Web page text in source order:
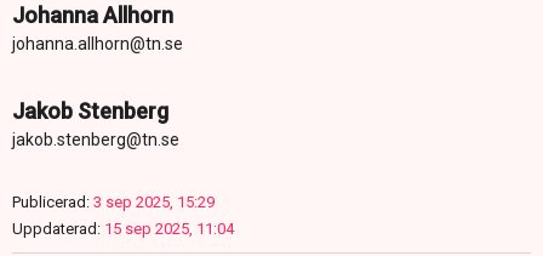
Johanna Allhorn
johanna.allhorn@tn.se
Jakob Stenberg
jakob.stenberg@tn.se
Publicerad: 3 sep 2025, 15:29
Uppdaterad: 15 sep 2025, 11:04